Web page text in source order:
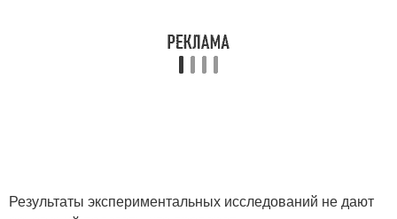
Результаты экспериментальных исследований не дают